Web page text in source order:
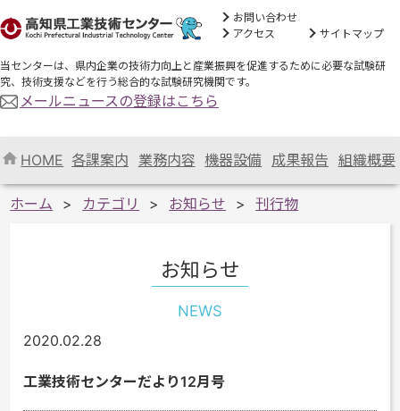
お問い合わせ
アクセス
サイトマップ
当センターは、県内企業の技術力向上と産業振興を促進するために必要な試験研
究、技術支援などを行う総合的な試験研究機関です。
メールニュースの登録はこちら
HOME 各課案内 業務内容 機器設備 成果報告 組織概要
ホーム カテゴリ お知らせ 刊行物
お知らせ
NEWS
2020.02.28
工業技術センターだより12月号